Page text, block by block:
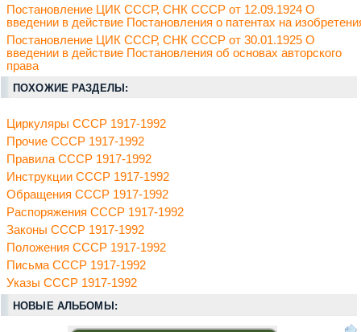
Постановление ЦИК СССР, СНК СССР от 12.09.1924 О
введении в действие Постановления о патентах на
Постановление ЦИК СССР, СНК СССР от 30.01.1925 О
введении в действие Постановления об основах авторского
права
ПОХОЖИЕ РАЗДЕЛЫ:
Циркуляры СССР 1917-1992
Прочие СССР 1917-1992
Правила СССР 1917-1992
Инструкции СССР 1917-1992
Обращения СССР 1917-1992
Распоряжения СССР 1917-1992
Законы СССР 1917-1992
Положения СССР 1917-1992
Письма СССР 1917-1992
Указы СССР 1917-1992
НОВЫЕ АЛЬБОМЫ: